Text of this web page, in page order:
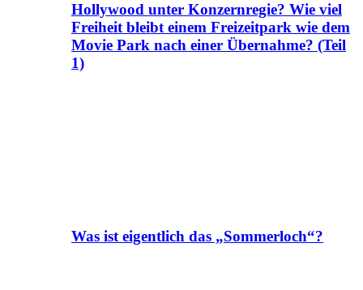
Hollywood unter Konzernregie? Wie viel
Freiheit bleibt einem Freizeitpark wie dem
Movie Park nach einer Übernahme? (Teil
1)
Was ist eigentlich das „Sommerloch“?